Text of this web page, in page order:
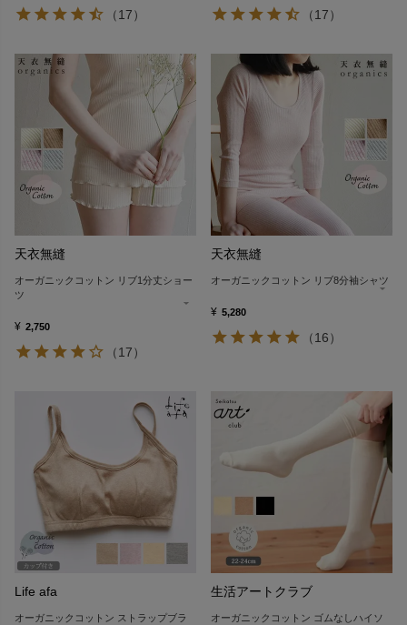
（17） （17）
天衣無縫
オーガニックコットン リブ1分丈ショー
ツ
¥ 2,750
（17）
天衣無縫
オーガニックコットン リブ8分袖シャツ
¥ 5,280
（16）
Life afa
オーガニックコットン ストラップブラ
生活アートクラブ
オーガニックコットン ゴムなしハイソ